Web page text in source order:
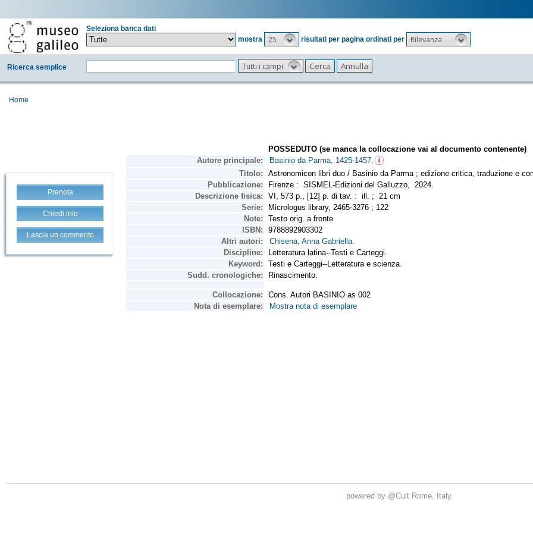
Seleziona banca dati
mostra
25 risultati per pagina ordinati per Rilevanza
Ricerca semplice Tutti i campi
Home
Prenota
Chiedi info
Lascia un commento
powered by @Cult Rome, Italy.